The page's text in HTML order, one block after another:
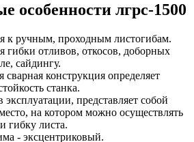
особенности лгрс-1500
к ручным, проходным листогибам.
гибки отливов, откосов, доборных
сайдингу.
сварная конструкция определяет
станка.
эксплуатации, представляет собой
на котором можно осуществлять
гибку листа.
- эксцентриковый.